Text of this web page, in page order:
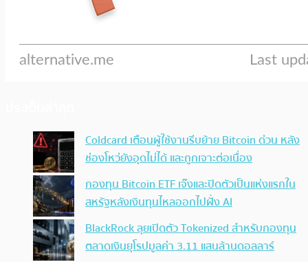
Coldcard เตือนผู้ใช้งานรีบย้าย Bitcoin ด่วน หลัง
ช่องโหว่ยังอุดไม่ได้ และถูกเจาะต่อเนื่อง
กองทุน Bitcoin ETF เจ๊งและปิดตัวเป็นแห่งแรกใน
สหรัฐหลังเงินทุนไหลออกไปฝั่ง AI
BlackRock ลุยเปิดตัว Tokenized สำหรับกองทุน
ตลาดเงินยุโรปมูลค่า 3.11 แสนล้านดอลลาร์